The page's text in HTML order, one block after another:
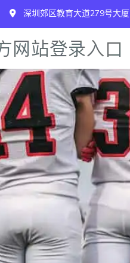
深圳郊区教育大道279号大厦